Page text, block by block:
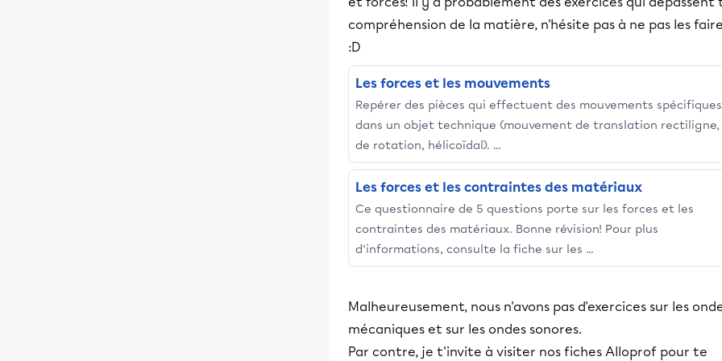
compréhension de la matière, n'hésite pas à ne pas les faire
:D
Les forces et les mouvements
Repérer des pièces qui effectuent des mouvements spécifiques
dans un objet technique (mouvement de translation rectiligne,
de rotation, hélicoïdal). ...
Les forces et les contraintes des matériaux
Ce questionnaire de 5 questions porte sur les forces et les
contraintes des matériaux. Bonne révision! Pour plus
d'informations, consulte la fiche sur les ...
Malheureusement, nous n'avons pas d'exercices sur les
mécaniques et sur les ondes sonores.
Par contre, je t'invite à visiter nos fiches Alloprof pour te